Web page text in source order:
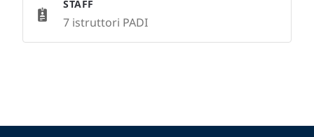
STAFF
7 istruttori PADI